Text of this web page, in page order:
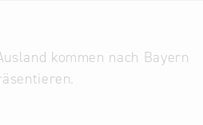
kommen nach Bayern